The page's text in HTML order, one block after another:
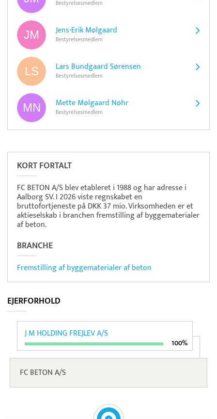
Bestyrelsesmedlem
Jens-Erik Mølgaard
Bestyrelsesmedlem
Lars Bundgaard Sørensen
Bestyrelsesmedlem
Mette Mølgaard Nøhr
Bestyrelsesmedlem
KORT FORTALT
FC BETON A/S blev etableret i 1988 og har adresse i
Aalborg SV. I 2026 viste regnskabet en
bruttofortjeneste på DKK 37 mio. Virksomheden er et
aktieselskab i branchen fremstilling af byggematerialer
af beton.
BRANCHE
Fremstilling af byggematerialer af beton
EJERFORHOLD
J M HOLDING FREJLEV A/S
100%
FC BETON A/S